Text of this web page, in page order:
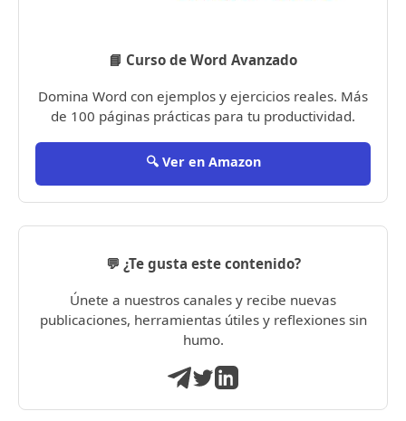
📘 Curso de Word Avanzado
Domina Word con ejemplos y ejercicios reales. Más
de 100 páginas prácticas para tu productividad.
🔍 Ver en Amazon
💬 ¿Te gusta este contenido?
Únete a nuestros canales y recibe nuevas
publicaciones, herramientas útiles y reflexiones sin
humo.